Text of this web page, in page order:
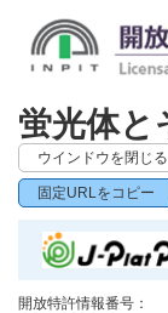
蛍光体と
ウインドウを閉じる
固定URLをコピー
開放特許情報番号：